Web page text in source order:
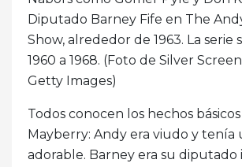
Diputado Barney Fife en The
Show, alrededor de 1963. La serie
1960 a 1968. (Foto de Silver
Getty Images)
Todos conocen los hechos
Mayberry: Andy era viudo y tenía
adorable. Barney era su diputado